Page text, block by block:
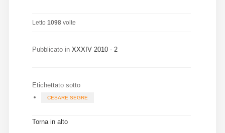
Norme
Diffusione
direzione@medioevoromanzo.it
Letto 1098volte
Pubblicato in XXXIV 2010 - 2
Etichettato sotto
CESARE SEGRE
Torna in alto